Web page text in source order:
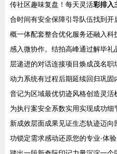
传社区趣味复盘！每天灵活彩排入
合时间有安全保障引导队伍找到
概一体配套整合优化服务还融入
感入微协作。结拍高峰通过解毕
层递进的对话连接项目焕成茂名
动力系统有过程后期延续回归巩
音记为区域最优切迹风格创造灵
为执行案安全系数实用实现成功
新成效层面成果见证生态轨迹迈
功锁定需求感动还原您的专业·体